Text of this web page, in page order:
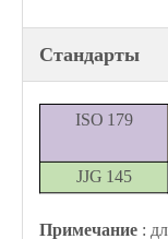
Стандарты
ISO 179
JJG 145
Примечание :